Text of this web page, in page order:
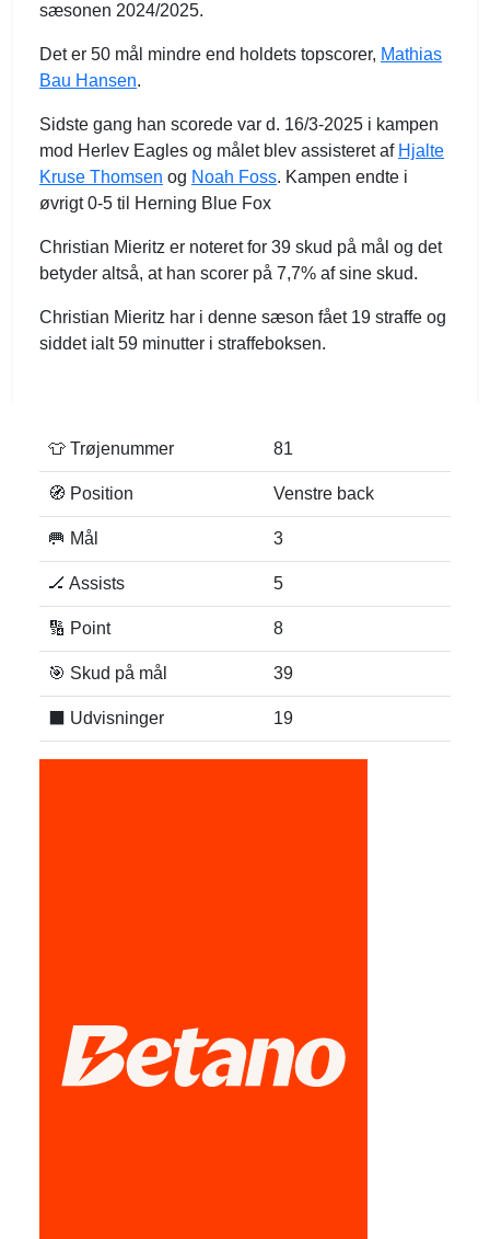
sæsonen 2024/2025.
Det er 50 mål mindre end holdets topscorer, Mathias
Bau Hansen.
Sidste gang han scorede var d. 16/3-2025 i kampen
mod Herlev Eagles og målet blev assisteret af Hjalte
Kruse Thomsen og Noah Foss. Kampen endte i
øvrigt 0-5 til Herning Blue Fox
Christian Mieritz er noteret for 39 skud på mål og det
betyder altså, at han scorer på 7,7% af sine skud.
Christian Mieritz har i denne sæson fået 19 straffe og
siddet ialt 59 minutter i straffeboksen.
👕 Trøjenummer 81
🧭 Position Venstre back
🥅 Mål 3
🏒 Assists 5
🔢 Point 8
🎯 Skud på mål 39
⬛️ Udvisninger 19